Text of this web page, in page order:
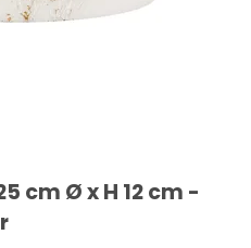
cm Ø x H 12 cm -